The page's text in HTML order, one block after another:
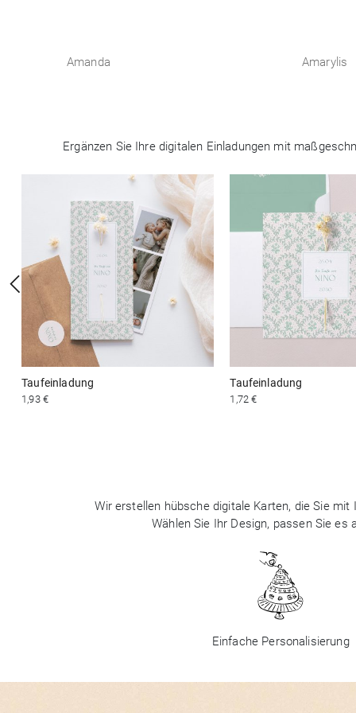
Amanda Amarylis
Ergänzen Sie Ihre digitalen Einladungen mit
Taufeinladung
1,93 €
Taufeinladung
1,72 €
Wir erstellen hübsche digitale Karten, die Sie
Wählen Sie Ihr Design, passen Sie es
Einfache Personalisierung